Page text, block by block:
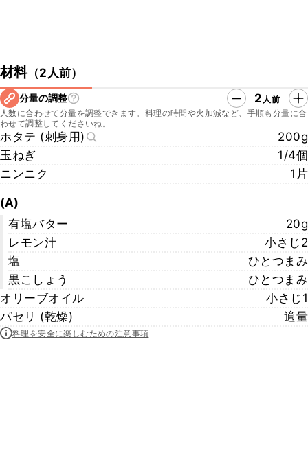
材料（2人前）
分量の調整 2 人前
人数に合わせて分量を調整できます。料理の時間や火加減など、手順も分量に合
わせて調整してくださいね。
ホタテ (刺身用)
200g
玉ねぎ
1/4個
ニンニク
1片
(A)
有塩バター
20g
レモン汁
小さじ2
塩
ひとつまみ
黒こしょう
ひとつまみ
オリーブオイル
小さじ1
パセリ (乾燥)
適量
料理を安全に楽しむための注意事項